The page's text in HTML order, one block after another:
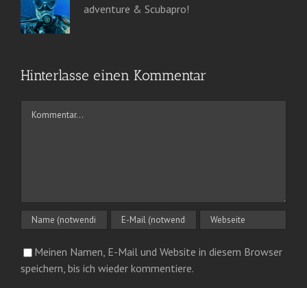
adventure & Scubapro!
Hinterlasse einen Kommentar
Meinen Namen, E-Mail und Website in diesem Browser
speichern, bis ich wieder kommentiere.